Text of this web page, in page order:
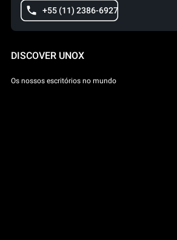
+55 (11) 2386-6927
DISCOVER UNOX
Os nossos escritórios no mundo